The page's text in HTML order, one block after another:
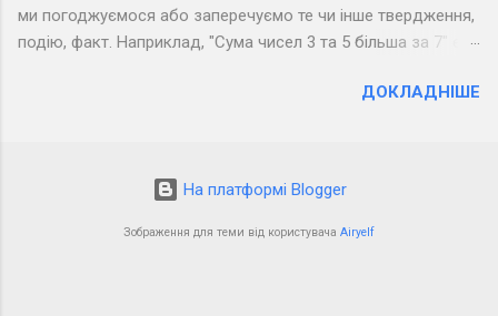
ми погоджуємося або заперечуємо те чи інше твердження,
подію, факт. Наприклад, "Сума чисел 3 та 5 більша за 7" є
хибним. Можна помітити, що з точки зору логіки подібні
програмуванні: якщо результатом обчислення виразу може
бути лише " Так " або " Ні ", то такий вираз називається
логічним. На минулому уроці були описані три типи даних:
ДОКЛАДНІШЕ
На платформі Blogger
Зображення для теми від користувача Airyelf